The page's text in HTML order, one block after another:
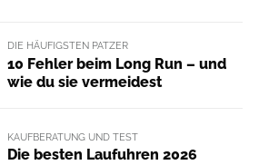
DIE HÄUFIGSTEN PATZER
10 Fehler beim Long Run – und
wie du sie vermeidest
KAUFBERATUNG UND TEST
Die besten Laufuhren 2026